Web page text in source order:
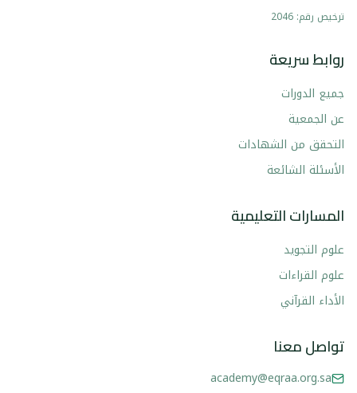
ترخيص رقم: 2046
روابط سريعة
جميع الدورات
عن الجمعية
التحقق من الشهادات
الأسئلة الشائعة
المسارات التعليمية
علوم التجويد
علوم القراءات
الأداء القرآني
تواصل معنا
academy@eqraa.org.sa